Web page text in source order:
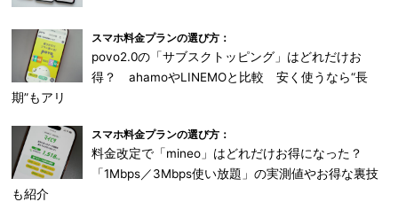
スマホ料金プランの選び方：
povo2.0の「サブスクトッピング」はどれだけお
得？ ahamoやLINEMOと比較 安く使うなら“長
期”もアリ
スマホ料金プランの選び方：
料金改定で「mineo」はどれだけお得になった？
「1Mbps／3Mbps使い放題」の実測値やお得な裏技
も紹介